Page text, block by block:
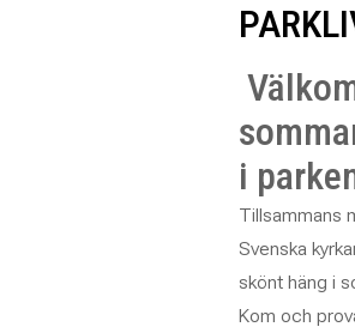
i
Tillsammans
Svenska
skönt häng i
Kom och